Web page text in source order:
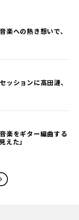
楽への熱き想いで、
ッションに高田漣、
楽をギター編曲する
えた」